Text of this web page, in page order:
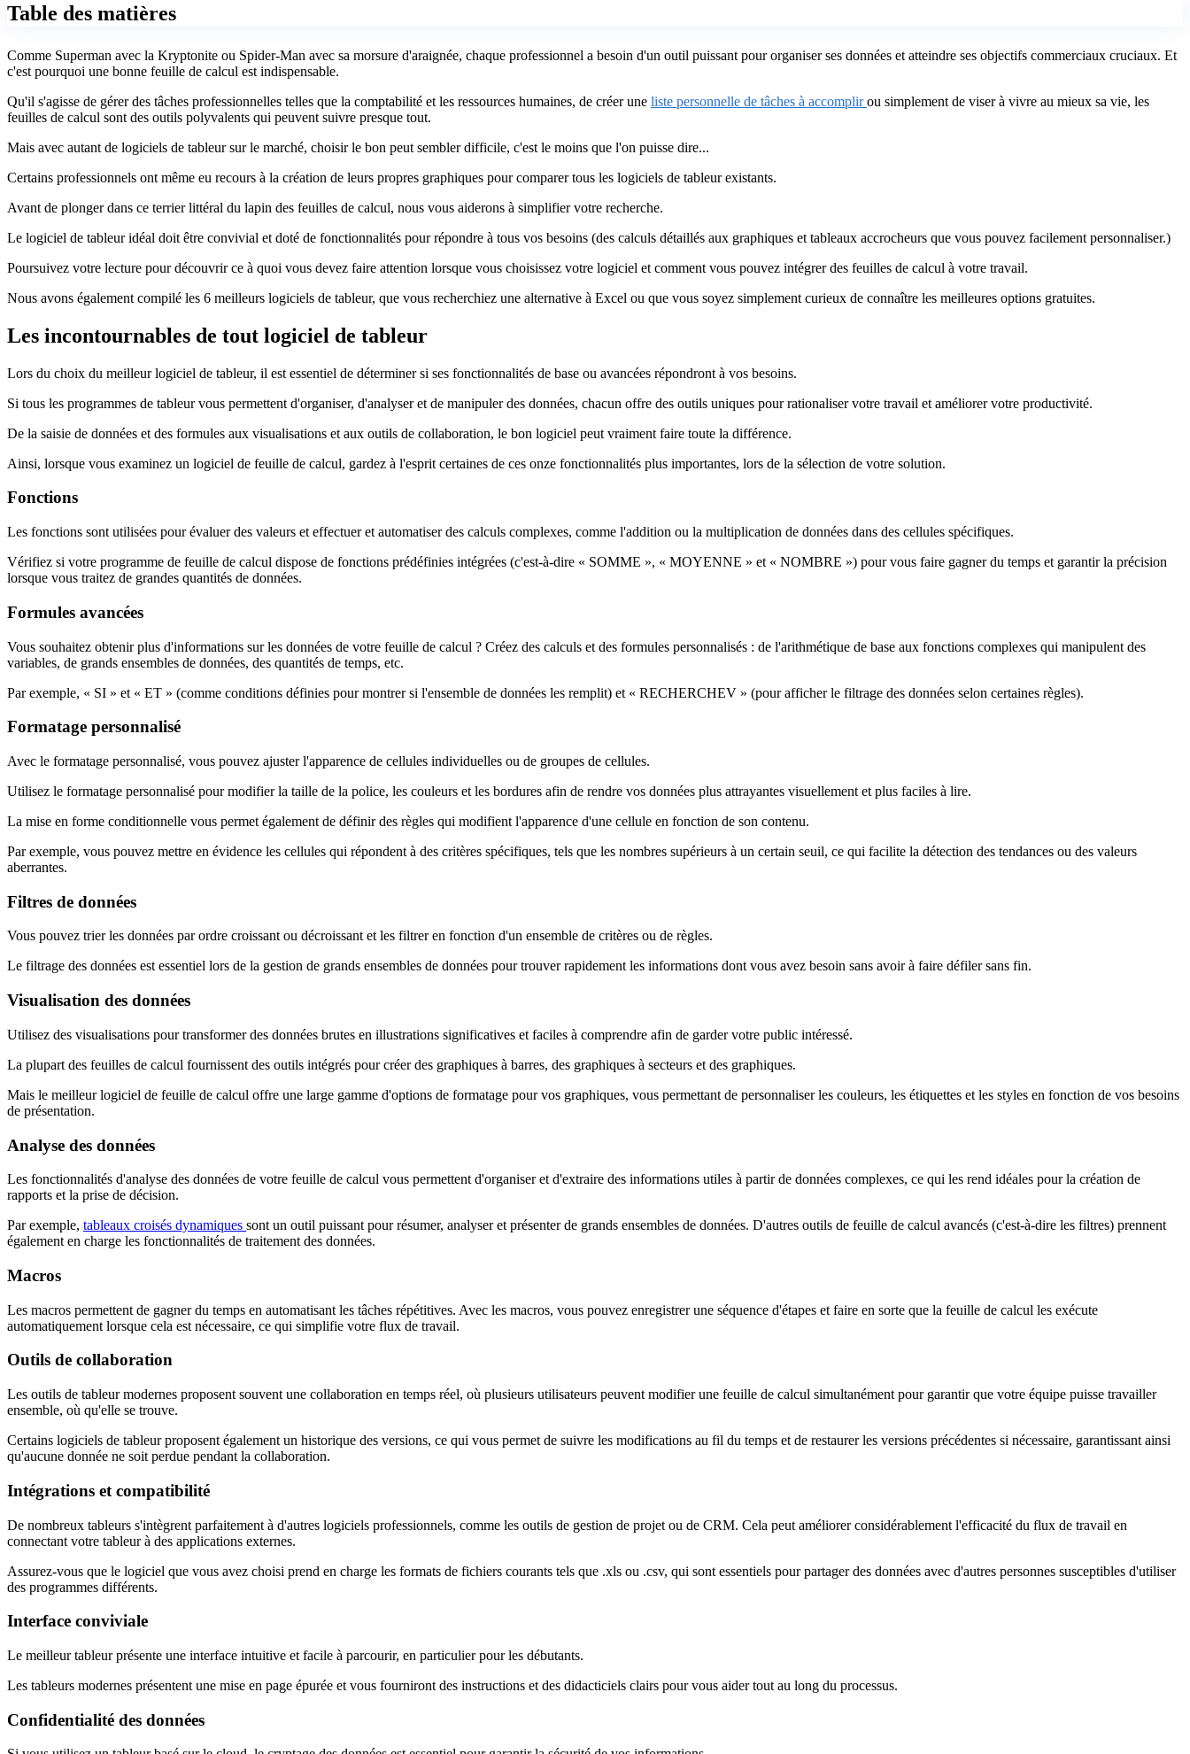
Table des matières
Comme Superman avec la Kryptonite ou Spider-Man avec sa morsure d'araignée, chaque professionnel a besoin d'un outil puissant pour organiser ses données et atteindre ses objectifs commerciaux cruciaux. Et
c'est pourquoi une bonne feuille de calcul est indispensable.
Qu'il s'agisse de gérer des tâches professionnelles telles que la comptabilité et les ressources humaines, de créer une liste personnelle de tâches à accomplirou simplement de viser à vivre au mieux sa vie, les
feuilles de calcul sont des outils polyvalents qui peuvent suivre presque tout.
Mais avec autant de logiciels de tableur sur le marché, choisir le bon peut sembler difficile, c'est le moins que l'on puisse dire...
Certains professionnels ont même eu recours à la création de leurs propres graphiques pour comparer tous les logiciels de tableur existants.
Avant de plonger dans ce terrier littéral du lapin des feuilles de calcul, nous vous aiderons à simplifier votre recherche.
Le logiciel de tableur idéal doit être convivial et doté de fonctionnalités pour répondre à tous vos besoins (des calculs détaillés aux graphiques et tableaux accrocheurs que vous pouvez facilement personnaliser.)
Poursuivez votre lecture pour découvrir ce à quoi vous devez faire attention lorsque vous choisissez votre logiciel et comment vous pouvez intégrer des feuilles de calcul à votre travail.
Nous avons également compilé les 6 meilleurs logiciels de tableur, que vous recherchiez une alternative à Excel ou que vous soyez simplement curieux de connaître les meilleures options gratuites.
Les incontournables de tout logiciel de tableur
Lors du choix du meilleur logiciel de tableur, il est essentiel de déterminer si ses fonctionnalités de base ou avancées répondront à vos besoins.
Si tous les programmes de tableur vous permettent d'organiser, d'analyser et de manipuler des données, chacun offre des outils uniques pour rationaliser votre travail et améliorer votre productivité.
De la saisie de données et des formules aux visualisations et aux outils de collaboration, le bon logiciel peut vraiment faire toute la différence.
Ainsi, lorsque vous examinez un logiciel de feuille de calcul, gardez à l'esprit certaines de ces onze fonctionnalités plus importantes, lors de la sélection de votre solution.
Fonctions
Les fonctions sont utilisées pour évaluer des valeurs et effectuer et automatiser des calculs complexes, comme l'addition ou la multiplication de données dans des cellules spécifiques.
Vérifiez si votre programme de feuille de calcul dispose de fonctions prédéfinies intégrées (c'est-à-dire « SOMME », « MOYENNE » et « NOMBRE ») pour vous faire gagner du temps et garantir la précision
lorsque vous traitez de grandes quantités de données.
Formules avancées
Vous souhaitez obtenir plus d'informations sur les données de votre feuille de calcul ? Créez des calculs et des formules personnalisés : de l'arithmétique de base aux fonctions complexes qui manipulent des
variables, de grands ensembles de données, des quantités de temps, etc.
Par exemple, « SI » et « ET » (comme conditions définies pour montrer si l'ensemble de données les remplit) et « RECHERCHEV » (pour afficher le filtrage des données selon certaines règles).
Formatage personnalisé
Avec le formatage personnalisé, vous pouvez ajuster l'apparence de cellules individuelles ou de groupes de cellules.
Utilisez le formatage personnalisé pour modifier la taille de la police, les couleurs et les bordures afin de rendre vos données plus attrayantes visuellement et plus faciles à lire.
La mise en forme conditionnelle vous permet également de définir des règles qui modifient l'apparence d'une cellule en fonction de son contenu.
Par exemple, vous pouvez mettre en évidence les cellules qui répondent à des critères spécifiques, tels que les nombres supérieurs à un certain seuil, ce qui facilite la détection des tendances ou des valeurs
aberrantes.
Filtres de données
Vous pouvez trier les données par ordre croissant ou décroissant et les filtrer en fonction d'un ensemble de critères ou de règles.
Le filtrage des données est essentiel lors de la gestion de grands ensembles de données pour trouver rapidement les informations dont vous avez besoin sans avoir à faire défiler sans fin.
Visualisation des données
Utilisez des visualisations pour transformer des données brutes en illustrations significatives et faciles à comprendre afin de garder votre public intéressé.
La plupart des feuilles de calcul fournissent des outils intégrés pour créer des graphiques à barres, des graphiques à secteurs et des graphiques.
Mais le meilleur logiciel de feuille de calcul offre une large gamme d'options de formatage pour vos graphiques, vous permettant de personnaliser les couleurs, les étiquettes et les styles en fonction de vos besoins
de présentation.
Analyse des données
Les fonctionnalités d'analyse des données de votre feuille de calcul vous permettent d'organiser et d'extraire des informations utiles à partir de données complexes, ce qui les rend idéales pour la création de
rapports et la prise de décision.
Par exemple, tableaux croisés dynamiques sont un outil puissant pour résumer, analyser et présenter de grands ensembles de données. D'autres outils de feuille de calcul avancés (c'est-à-dire les filtres) prennent
également en charge les fonctionnalités de traitement des données.
Macros
Les macros permettent de gagner du temps en automatisant les tâches répétitives. Avec les macros, vous pouvez enregistrer une séquence d'étapes et faire en sorte que la feuille de calcul les exécute
automatiquement lorsque cela est nécessaire, ce qui simplifie votre flux de travail.
Outils de collaboration
Les outils de tableur modernes proposent souvent une collaboration en temps réel, où plusieurs utilisateurs peuvent modifier une feuille de calcul simultanément pour garantir que votre équipe puisse travailler
ensemble, où qu'elle se trouve.
Certains logiciels de tableur proposent également un historique des versions, ce qui vous permet de suivre les modifications au fil du temps et de restaurer les versions précédentes si nécessaire, garantissant ainsi
qu'aucune donnée ne soit perdue pendant la collaboration.
Intégrations et compatibilité
De nombreux tableurs s'intègrent parfaitement à d'autres logiciels professionnels, comme les outils de gestion de projet ou de CRM. Cela peut améliorer considérablement l'efficacité du flux de travail en
connectant votre tableur à des applications externes.
Assurez-vous que le logiciel que vous avez choisi prend en charge les formats de fichiers courants tels que .xls ou .csv, qui sont essentiels pour partager des données avec d'autres personnes susceptibles d'utiliser
des programmes différents.
Interface conviviale
Le meilleur tableur présente une interface intuitive et facile à parcourir, en particulier pour les débutants.
Les tableurs modernes présentent une mise en page épurée et vous fourniront des instructions et des didacticiels clairs pour vous aider tout au long du processus.
Confidentialité des données